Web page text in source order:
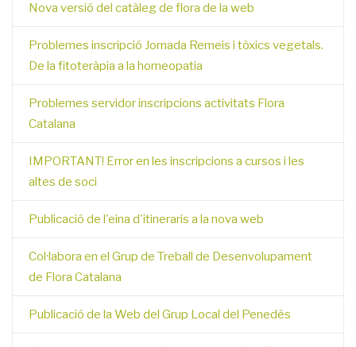
Nova versió del catàleg de flora de la web
Problemes inscripció Jornada Remeis i tòxics vegetals.
De la fitoteràpia a la homeopatia
Problemes servidor inscripcions activitats Flora
Catalana
IMPORTANT! Error en les inscripcions a cursos i les
altes de soci
Publicació de l'eina d'itineraris a la nova web
Col·labora en el Grup de Treball de Desenvolupament
de Flora Catalana
Publicació de la Web del Grup Local del Penedès